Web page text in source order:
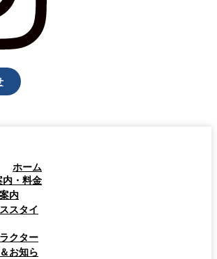
ホーム
内・料金
内
スタイ
クター
お知ら